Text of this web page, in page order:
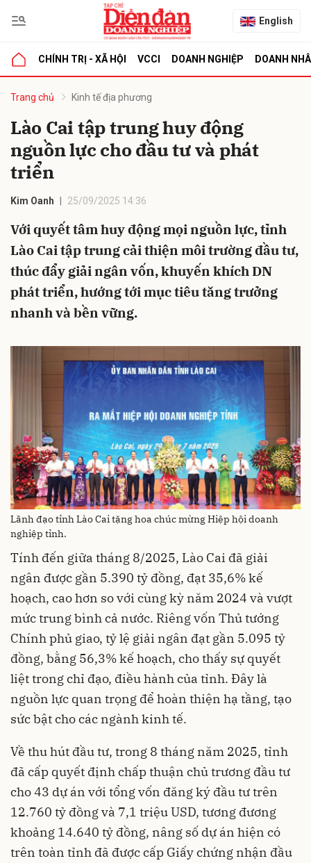
English
CHÍNH TRỊ - XÃ HỘI VCCI DOANH NGHIỆP DOANH
Trang chủ Kinh tế địa phương
Lào Cai tập trung huy động
nguồn lực cho đầu tư và phát
triển
Kim Oanh 25/09/2025 14:36
Với quyết tâm huy động mọi nguồn lực, tỉnh
Lào Cai tập trung cải thiện môi trường đầu tư,
thúc đẩy giải ngân vốn, khuyến khích DN
phát triển, hướng tới mục tiêu tăng trưởng
nhanh và bền vững.
Lãnh đạo tỉnh Lào Cai tặng hoa chúc mừng Hiệp hội doanh
nghiệp tỉnh.
Tính đến giữa tháng 8/2025, Lào Cai đã giải
ngân được gần 5.390 tỷ đồng, đạt 35,6% kế
hoạch, cao hơn so với cùng kỳ năm 2024 và vượt
mức trung bình cả nước. Riêng vốn Thủ tướng
Chính phủ giao, tỷ lệ giải ngân đạt gần 5.095 tỷ
đồng, bằng 56,3% kế hoạch, cho thấy sự quyết
liệt trong chỉ đạo, điều hành của tỉnh. Đây là
nguồn lực quan trọng để hoàn thiện hạ tầng, tạo
sức bật cho các ngành kinh tế.
Về thu hút đầu tư, trong 8 tháng năm 2025, tỉnh
đã cấp quyết định chấp thuận chủ trương đầu tư
cho 43 dự án với tổng vốn đăng ký đầu tư trên
12.760 tỷ đồng và 7,1 triệu USD, tương đương
khoảng 14.640 tỷ đồng, nâng số dự án hiện có
trên toàn tỉnh đã được cấp Giấy chứng nhận đầu
luận
Hủy